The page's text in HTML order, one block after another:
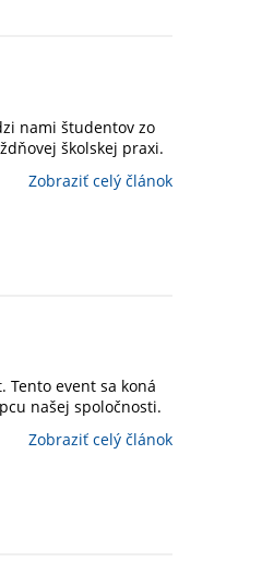
nami študentov zo
školskej praxi.
Zobraziť celý článok
event sa koná
našej spoločnosti.
Zobraziť celý článok